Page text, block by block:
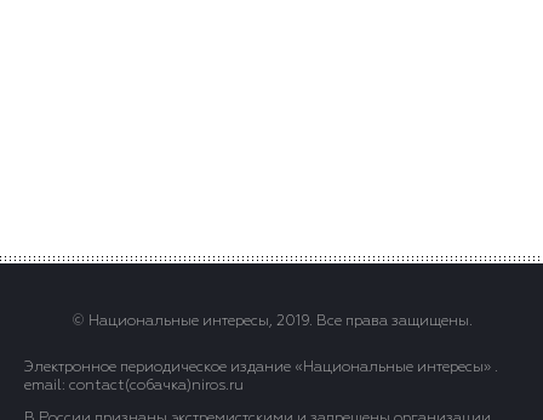
© Национальные интересы, 2019. Все права защищены.
Электронное периодическое издание «Национальные интересы» .
email: contact(сoбaчка)niros.ru